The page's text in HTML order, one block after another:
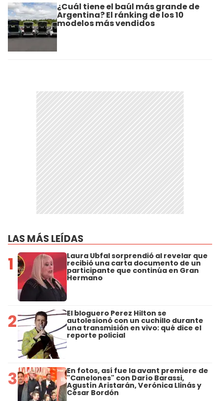
¿Cuál tiene el baúl más grande de
Argentina? El ránking de los 10
modelos más vendidos
LAS MÁS LEÍDAS
1 Laura Ubfal sorprendió al revelar que
recibió una carta documento de un
participante que continúa en Gran
Hermano
2 El bloguero Perez Hilton se
autolesionó con un cuchillo durante
una transmisión en vivo: qué dice el
reporte policial
3 En fotos, así fue la avant premiere de
"Canelones" con Darío Barassi,
Agustín Aristarán, Verónica Llinás y
César Bordón